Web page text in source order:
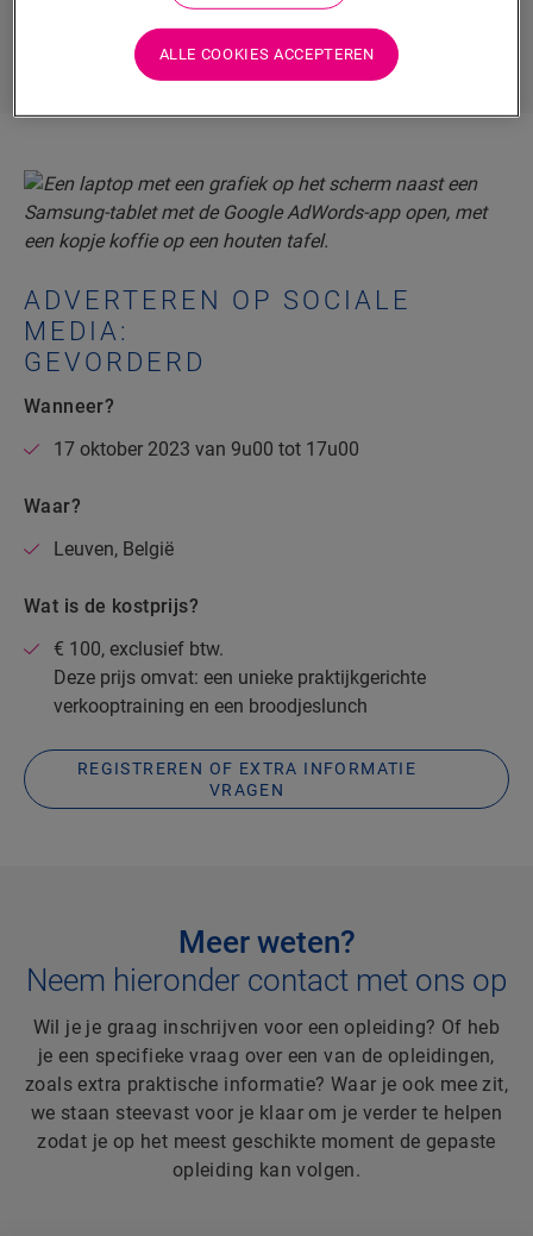
manier van je klanten ambassadeurs te maken.
ADVERTEREN OP SOCIALE
MEDIA:
GEVORDERD
Wanneer?
17 oktober 2023 van 9u00 tot 17u00
Waar?
Leuven, België
Wat is de kostprijs?
€ 100, exclusief btw.
Deze prijs omvat: een unieke praktijkgerichte
verkooptraining en een broodjeslunch
REGISTREREN OF EXTRA INFORMATIE
VRAGEN
Meer weten?
Neem hieronder contact met ons op
Wil je je graag inschrijven voor een opleiding? Of heb
je een specifieke vraag over een van de opleidingen,
zoals extra praktische informatie? Waar je ook mee zit,
we staan steevast voor je klaar om je verder te helpen
zodat je op het meest geschikte moment de gepaste
opleiding kan volgen.
ALLE COOKIES ACCEPTEREN